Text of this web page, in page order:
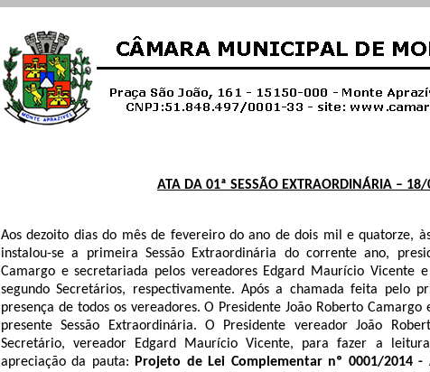
ATA DA 01ª SESSÃO EXTRAORDINÁRIA –
Aos dezoito dias do mês de fevereiro do ano de dois mil e quatorze,
instalou-se a primeira Sessão Extraordinária do corrente ano,
Camargo e secretariada pelos vereadores Edgard Maurício Vicente
segundo Secretários, respectivamente. Após a chamada feita pelo
presença de todos os vereadores. O Presidente João Roberto
presente Sessão Extraordinária. O Presidente vereador João
Secretário, vereador Edgard Maurício Vicente, para fazer a
apreciação da pauta:
Projeto de Lei Complementar nº 0001/2014